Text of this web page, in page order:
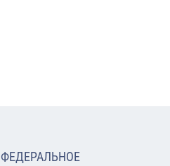
ФЕДЕРАЛЬНОЕ